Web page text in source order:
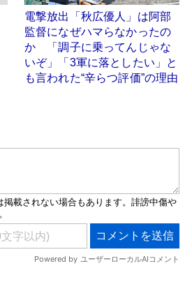
電撃放出「秋広優人」は阿部
監督になぜハマらなかったの
か 「調子に乗ってんじゃな
いぞ」「3軍に落としたい」と
も言われた“辛らつ評価”の理由